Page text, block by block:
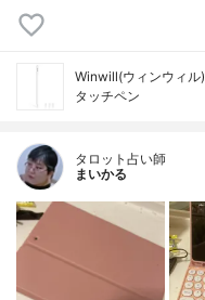
Winwill(ウィンウィル)
タッチペン
タロット占い師
まいかる